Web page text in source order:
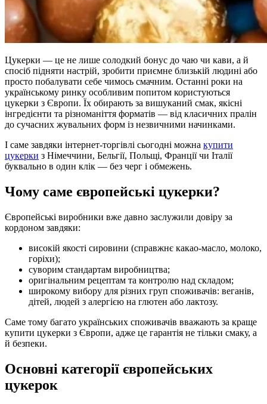
Цукерки — це не лише солодкий бонус до чаю чи кави, а й
спосіб підняти настрій, зробити приємне близькій людині або
просто побалувати себе чимось смачним. Останні роки на
українському ринку особливим попитом користуються
цукерки з Європи. Їх обирають за вишуканий смак, якісні
інгредієнти та різноманіття форматів — від класичних пралін
до сучасних жувальних форм із незвичними начинками.
І саме завдяки інтернет-торгівлі сьогодні можна купити
цукерки з Німеччини, Бельгії, Польщі, Франції чи Італії
буквально в один клік — без черг і обмежень.
Чому саме європейські цукерки?
Європейські виробники вже давно заслужили довіру за
кордоном завдяки:
високій якості сировини (справжнє какао-масло, молоко,
горіхи);
суворим стандартам виробництва;
оригінальним рецептам та контролю над складом;
широкому вибору для різних груп споживачів: веганів,
дітей, людей з алергією на глютен або лактозу.
Саме тому багато українських споживачів вважають за краще
купити цукерки з Європи, адже це гарантія не тільки смаку, а
й безпеки.
Основні категорії європейських
цукерок